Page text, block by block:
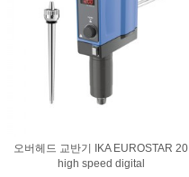
오버헤드 교반기 IKA EUROSTAR 20
high speed digital